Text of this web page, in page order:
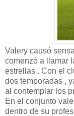
Valery causó
comenzó a llamar
estrellas . Con el
dos temporadas ,
al contemplar los
En el conjunto
dentro de su